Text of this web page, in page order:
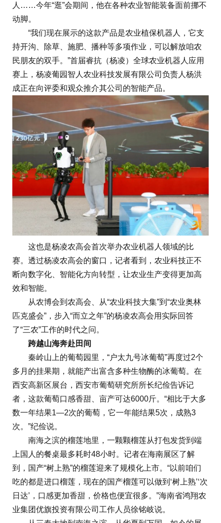
人……今年“逛”会期间，他在各种农业智能装备面前挪不
动脚。
“我们现在展示的这款产品是农业植保机器人，它支
持开沟、除草、施肥、播种等多项作业，可以解放咱农
民朋友的双手。”首届睿抗（杨凌）全球农业机器人应用
赛上，杨凌葡园智人农业科技发展有限公司负责人杨洪
成正在向评委和观众推介其公司的智能产品。
这也是杨凌农高会首次举办农业机器人领域的比
赛。透过杨凌农高会的窗口，记者看到，农业科技正不
断向数字化、智能化方向转型，让农业生产变得更加高
效和智能。
从农博会到农高会、从“农业科技大集”到“农业奥林
匹克盛会”，步入“而立之年”的杨凌农高会用实际回答
了“三农”工作的时代之问。
跨越山海奔赴田间
秦岭山上的葡萄园里，“户太九号冰葡萄”再度过2个
多月的挂果期，就能产出富含多种生物酶的冰葡萄。在
西安高新区展台，西安市葡萄研究所所长纪俭告诉记
者，这款葡萄口感香甜、亩产可达6000斤。“相比于大多
数一年结果1—2次的葡萄，它一年能结果5次，成熟3
次。”纪俭说。
南海之滨的榴莲地里，一颗颗榴莲从打包发货到端
上国人的餐桌最多耗时48小时。记者在海南展区了解
到，国产“树上熟”的榴莲迎来了规模化上市。“以前咱们
吃的都是进口榴莲，现在的国产榴莲可以做到‘树上熟’‘次
日达’，口感更加香甜，价格也便宜很多。”海南省鸿翔农
业集团优旗投资有限公司工作人员徐铭岐说。